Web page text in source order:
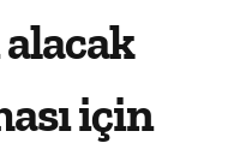
için